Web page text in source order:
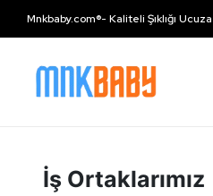
Mnkbaby.com®- Kaliteli Şıklığı
İş Ortaklarımız